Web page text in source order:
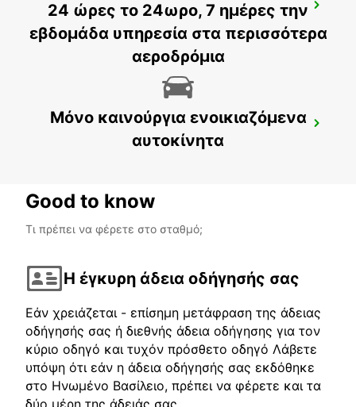
MELBOURNE DANDENONG
DANDENONG - AUSTRALIA
MELBOURNE MOORABBIN
MOORABBIN - AUSTRALIA
24 ώρες το 24ωρο, 7 ημέρες την
εβδομάδα υπηρεσία στα περισσότερα
αεροδρόμια
Μόνο καινούργια ενοικιαζόμενα
αυτοκίνητα
Good to know
Τι πρέπει να φέρετε στο σταθμό;
Η έγκυρη άδεια οδήγησής σας
Εάν χρειάζεται - επίσημη μετάφραση της άδειας
οδήγησής σας ή διεθνής άδεια οδήγησης για τον
κύριο οδηγό και τυχόν πρόσθετο οδηγό Λάβετε
υπόψη ότι εάν η άδεια οδήγησής σας εκδόθηκε
στο Ηνωμένο Βασίλειο, πρέπει να φέρετε και τα